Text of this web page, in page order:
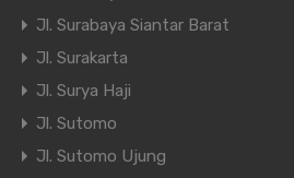
Jl. Surabaya Siantar Barat
Jl. Surakarta
Jl. Surya Haji
Jl. Sutomo
Jl. Sutomo Ujung